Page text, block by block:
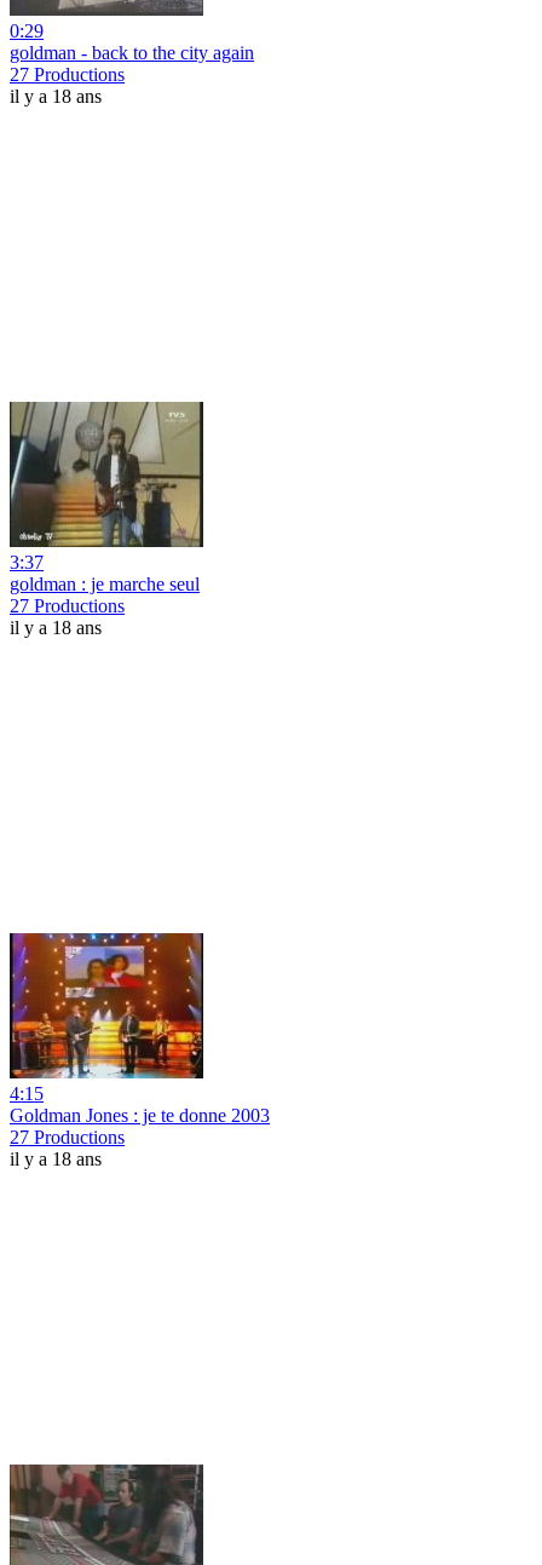
0:29
goldman - back to the city again
27 Productions
il y a 18 ans
3:37
goldman : je marche seul
27 Productions
il y a 18 ans
4:15
Goldman Jones : je te donne 2003
27 Productions
il y a 18 ans